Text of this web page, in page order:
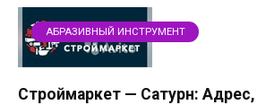
АБРАЗИВНЫЙ ИНСТРУМЕНТ
Строймаркет — Сатурн: